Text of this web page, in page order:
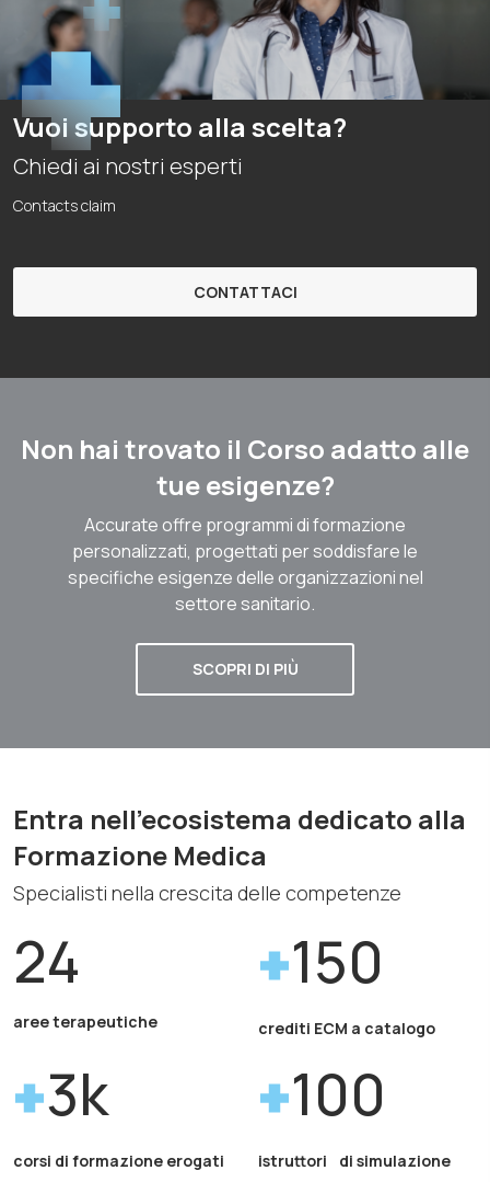
Vuoi supporto alla scelta?
Chiedi ai nostri esperti
Contacts claim
CONTATTACI
Non hai trovato il Corso adatto alle
tue esigenze?
Accurate offre programmi di formazione
personalizzati, progettati per soddisfare le
specifiche esigenze delle organizzazioni nel
settore sanitario.
SCOPRI DI PIÙ
Entra nell'ecosistema dedicato alla
Formazione Medica
Specialisti nella crescita delle competenze
24
aree terapeutiche
150
crediti ECM a catalogo
3k
corsi di formazione erogati
100
istruttori di simulazione